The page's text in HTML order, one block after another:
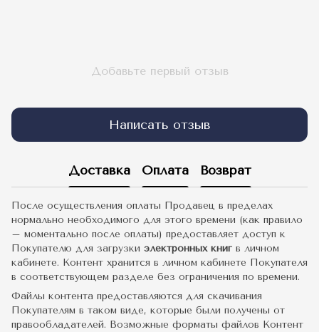
Добавьте первый отзыв
Написать отзыв
Доставка Оплата Возврат
После осуществления оплаты Продавец в пределах
нормально необходимого для этого времени (как правило
– моментально после оплаты) предоставляет доступ к
Покупателю для загрузки электронных книг в личном
кабинете. Контент хранится в личном кабинете Покупателя
в соответствующем разделе без ограничения по времени.
Файлы контента предоставляются для скачивания
Покупателям в таком виде, которые были получены от
правообладателей. Возможные форматы файлов Контент